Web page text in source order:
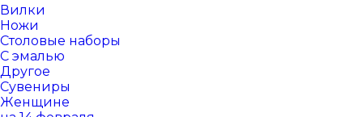
Вилки
Ножи
Столовые наборы
С эмалью
Другое
Сувениры
Женщине